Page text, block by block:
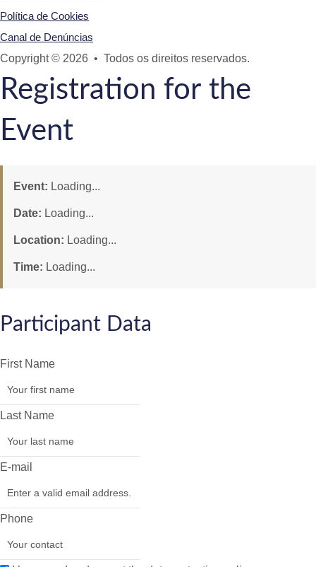
Política de Cookies
Canal de Denúncias
Copyright © 2026 • Todos os direitos reservados.
Registration for the
Event
Event: Loading...
Date: Loading...
Location: Loading...
Time: Loading...
Participant Data
First Name
Last Name
E-mail
Phone